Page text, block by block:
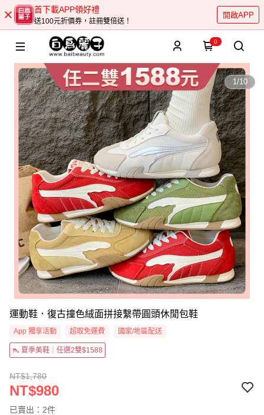
首下載APP領好禮
送100元折價券，註冊雙倍送！
開啟APP
0
1/10
運動鞋．復古撞色絨面拼接繫帶圓頭休閒包鞋
App 獨享活動 超取免運費 國家/地區配送
👠 夏季美鞋｜任選2雙$1588
NT$1,780
NT$980
已賣出：2件